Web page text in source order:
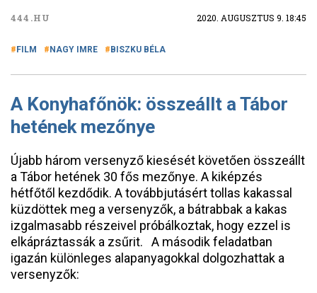
444.HU 2020. AUGUSZTUS 9. 18:45
FILM NAGY IMRE BISZKU BÉLA
A Konyhafőnök: összeállt a Tábor
hetének mezőnye
Újabb három versenyző kiesését követően összeállt
a Tábor hetének 30 fős mezőnye. A kiképzés
hétfőtől kezdődik. A továbbjutásért tollas kakassal
küzdöttek meg a versenyzők, a bátrabbak a kakas
izgalmasabb részeivel próbálkoztak, hogy ezzel is
elkápráztassák a zsűrit. A második feladatban
igazán különleges alapanyagokkal dolgozhattak a
versenyzők: